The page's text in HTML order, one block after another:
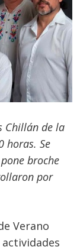
Chillán de la
horas. Se
broche
por
Verano